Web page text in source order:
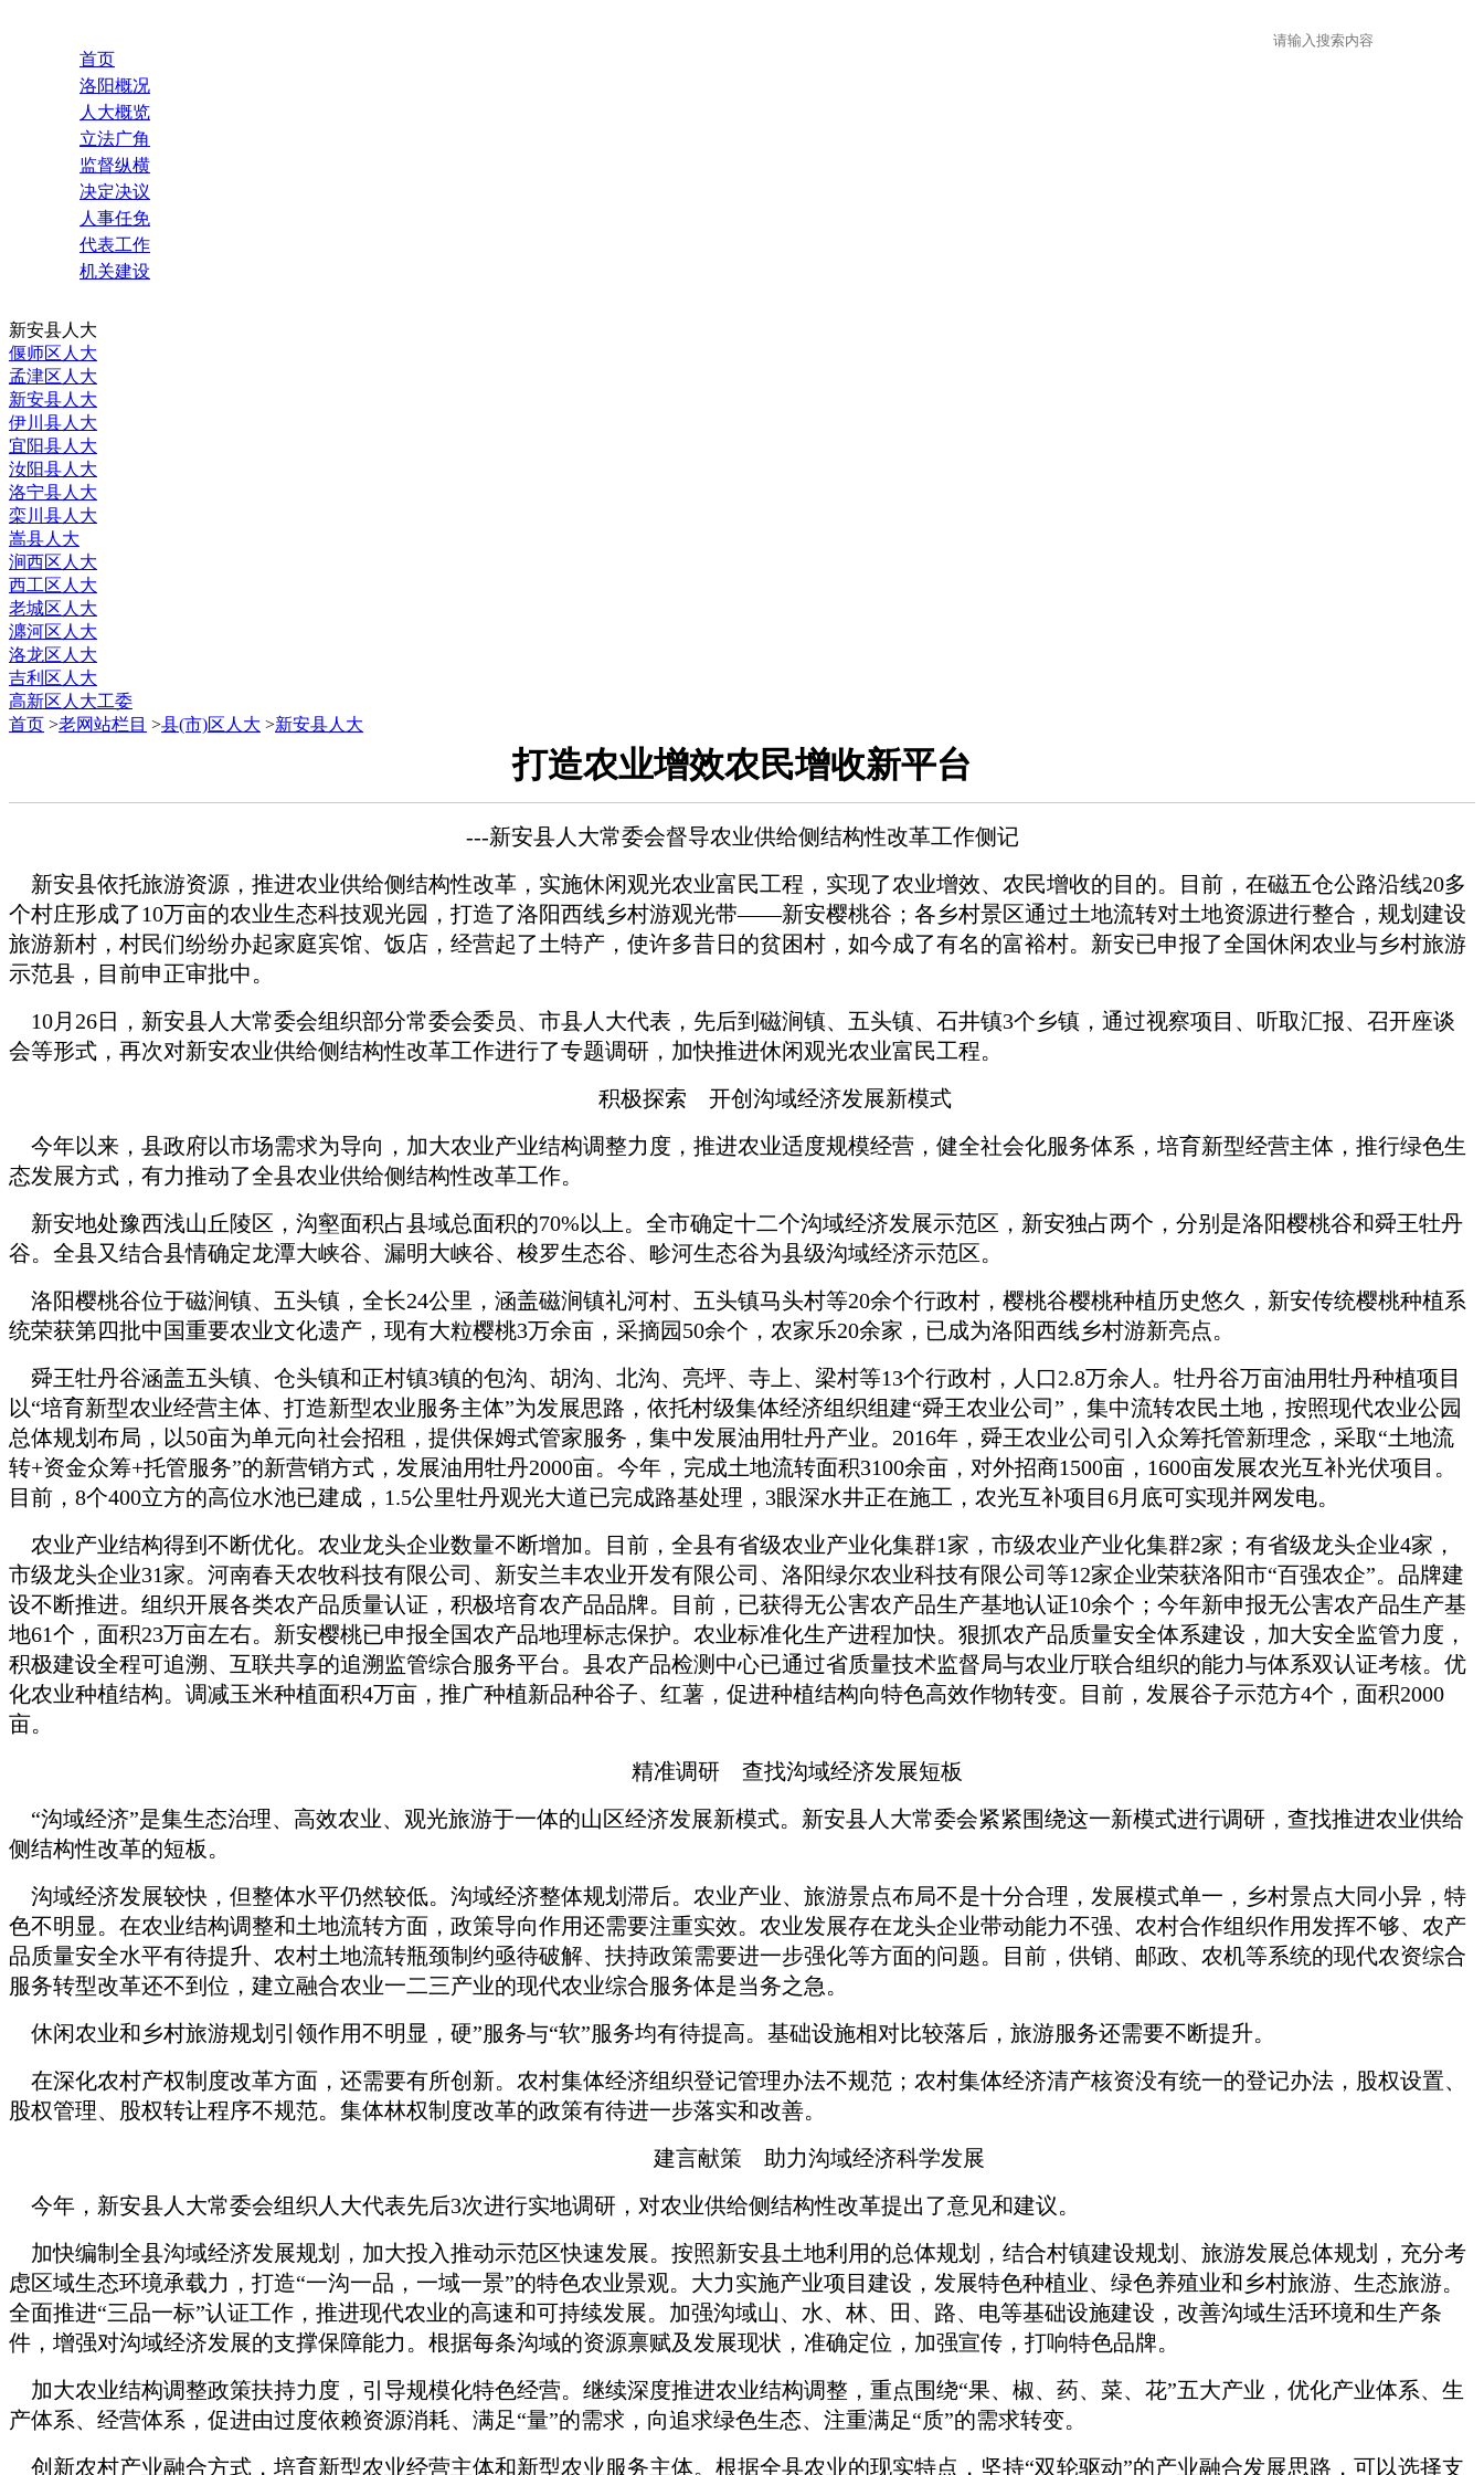
首页
洛阳概况
人大概览
立法广角
监督纵横
决定决议
人事任免
代表工作
机关建设
新安县人大
偃师区人大
孟津区人大
新安县人大
伊川县人大
宜阳县人大
汝阳县人大
洛宁县人大
栾川县人大
嵩县人大
涧西区人大
西工区人大
老城区人大
瀍河区人大
洛龙区人大
吉利区人大
高新区人大工委
首页 >老网站栏目 >县(市)区人大 >新安县人大
打造农业增效农民增收新平台
---新安县人大常委会督导农业供给侧结构性改革工作侧记
新安县依托旅游资源，推进农业供给侧结构性改革，实施休闲观光农业富民工程，实现了农业增效、农民增收的目的。目前，在磁五仓公路沿线20多
个村庄形成了10万亩的农业生态科技观光园，打造了洛阳西线乡村游观光带——新安樱桃谷；各乡村景区通过土地流转对土地资源进行整合，规划建设
旅游新村，村民们纷纷办起家庭宾馆、饭店，经营起了土特产，使许多昔日的贫困村，如今成了有名的富裕村。新安已申报了全国休闲农业与乡村旅游
示范县，目前申正审批中。
10月26日，新安县人大常委会组织部分常委会委员、市县人大代表，先后到磁涧镇、五头镇、石井镇3个乡镇，通过视察项目、听取汇报、召开座谈
会等形式，再次对新安农业供给侧结构性改革工作进行了专题调研，加快推进休闲观光农业富民工程。
积极探索 开创沟域经济发展新模式
今年以来，县政府以市场需求为导向，加大农业产业结构调整力度，推进农业适度规模经营，健全社会化服务体系，培育新型经营主体，推行绿色生
态发展方式，有力推动了全县农业供给侧结构性改革工作。
新安地处豫西浅山丘陵区，沟壑面积占县域总面积的70%以上。全市确定十二个沟域经济发展示范区，新安独占两个，分别是洛阳樱桃谷和舜王牡丹
谷。全县又结合县情确定龙潭大峡谷、漏明大峡谷、梭罗生态谷、畛河生态谷为县级沟域经济示范区。
洛阳樱桃谷位于磁涧镇、五头镇，全长24公里，涵盖磁涧镇礼河村、五头镇马头村等20余个行政村，樱桃谷樱桃种植历史悠久，新安传统樱桃种植系
统荣获第四批中国重要农业文化遗产，现有大粒樱桃3万余亩，采摘园50余个，农家乐20余家，已成为洛阳西线乡村游新亮点。
舜王牡丹谷涵盖五头镇、仓头镇和正村镇3镇的包沟、胡沟、北沟、亮坪、寺上、梁村等13个行政村，人口2.8万余人。牡丹谷万亩油用牡丹种植项目
以“培育新型农业经营主体、打造新型农业服务主体”为发展思路，依托村级集体经济组织组建“舜王农业公司”，集中流转农民土地，按照现代农业公园
总体规划布局，以50亩为单元向社会招租，提供保姆式管家服务，集中发展油用牡丹产业。2016年，舜王农业公司引入众筹托管新理念，采取“土地流
转+资金众筹+托管服务”的新营销方式，发展油用牡丹2000亩。今年，完成土地流转面积3100余亩，对外招商1500亩，1600亩发展农光互补光伏项目。
目前，8个400立方的高位水池已建成，1.5公里牡丹观光大道已完成路基处理，3眼深水井正在施工，农光互补项目6月底可实现并网发电。
农业产业结构得到不断优化。农业龙头企业数量不断增加。目前，全县有省级农业产业化集群1家，市级农业产业化集群2家；有省级龙头企业4家，
市级龙头企业31家。河南春天农牧科技有限公司、新安兰丰农业开发有限公司、洛阳绿尔农业科技有限公司等12家企业荣获洛阳市“百强农企”。品牌建
设不断推进。组织开展各类农产品质量认证，积极培育农产品品牌。目前，已获得无公害农产品生产基地认证10余个；今年新申报无公害农产品生产基
地61个，面积23万亩左右。新安樱桃已申报全国农产品地理标志保护。农业标准化生产进程加快。狠抓农产品质量安全体系建设，加大安全监管力度，
积极建设全程可追溯、互联共享的追溯监管综合服务平台。县农产品检测中心已通过省质量技术监督局与农业厅联合组织的能力与体系双认证考核。优
化农业种植结构。调减玉米种植面积4万亩，推广种植新品种谷子、红薯，促进种植结构向特色高效作物转变。目前，发展谷子示范方4个，面积2000
亩。
精准调研 查找沟域经济发展短板
“沟域经济”是集生态治理、高效农业、观光旅游于一体的山区经济发展新模式。新安县人大常委会紧紧围绕这一新模式进行调研，查找推进农业供给
侧结构性改革的短板。
沟域经济发展较快，但整体水平仍然较低。沟域经济整体规划滞后。农业产业、旅游景点布局不是十分合理，发展模式单一，乡村景点大同小异，特
色不明显。在农业结构调整和土地流转方面，政策导向作用还需要注重实效。农业发展存在龙头企业带动能力不强、农村合作组织作用发挥不够、农产
品质量安全水平有待提升、农村土地流转瓶颈制约亟待破解、扶持政策需要进一步强化等方面的问题。目前，供销、邮政、农机等系统的现代农资综合
服务转型改革还不到位，建立融合农业一二三产业的现代农业综合服务体是当务之急。
休闲农业和乡村旅游规划引领作用不明显，硬”服务与“软”服务均有待提高。基础设施相对比较落后，旅游服务还需要不断提升。
在深化农村产权制度改革方面，还需要有所创新。农村集体经济组织登记管理办法不规范；农村集体经济清产核资没有统一的登记办法，股权设置、
股权管理、股权转让程序不规范。集体林权制度改革的政策有待进一步落实和改善。
建言献策 助力沟域经济科学发展
今年，新安县人大常委会组织人大代表先后3次进行实地调研，对农业供给侧结构性改革提出了意见和建议。
加快编制全县沟域经济发展规划，加大投入推动示范区快速发展。按照新安县土地利用的总体规划，结合村镇建设规划、旅游发展总体规划，充分考
虑区域生态环境承载力，打造“一沟一品，一域一景”的特色农业景观。大力实施产业项目建设，发展特色种植业、绿色养殖业和乡村旅游、生态旅游。
全面推进“三品一标”认证工作，推进现代农业的高速和可持续发展。加强沟域山、水、林、田、路、电等基础设施建设，改善沟域生活环境和生产条
件，增强对沟域经济发展的支撑保障能力。根据每条沟域的资源禀赋及发展现状，准确定位，加强宣传，打响特色品牌。
加大农业结构调整政策扶持力度，引导规模化特色经营。继续深度推进农业结构调整，重点围绕“果、椒、药、菜、花”五大产业，优化产业体系、生
产体系、经营体系，促进由过度依赖资源消耗、满足“量”的需求，向追求绿色生态、注重满足“质”的需求转变。
创新农村产业融合方式，培育新型农业经营主体和新型农业服务主体。根据全县农业的现实特点，坚持“双轮驱动”的产业融合发展思路，可以选择支